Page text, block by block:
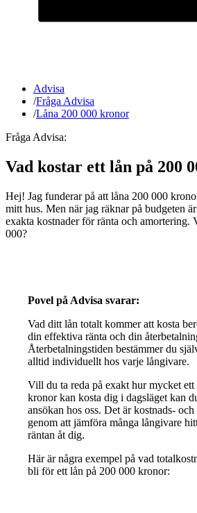
Advisa
/Fråga Advisa
/Låna 200 000 kronor
Fråga Advisa:
Vad kostar ett lån på 200
Hej! Jag funderar på att låna 200 000
mitt hus. Men när jag räknar på budgeten
exakta kostnader för ränta och amortering.
000?
Povel på Advisa svarar:
Vad ditt lån totalt kommer att kosta
din effektiva ränta och din
Återbetalningstiden bestämmer du
alltid individuellt hos varje långivare.
Vill du ta reda på exakt hur mycket
kronor kan kosta dig i dagsläget kan
ansökan hos oss. Det är kostnads-
genom att jämföra många långivare
räntan åt dig.
Här är några exempel på vad
bli för ett lån på 200 000 kronor: